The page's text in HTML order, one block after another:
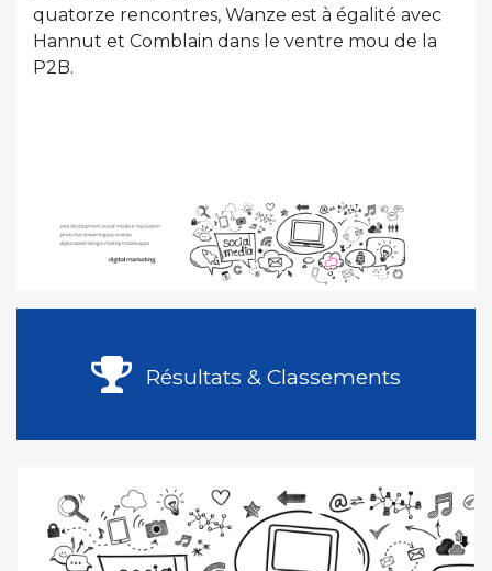
quatorze rencontres, Wanze est à égalité avec
Hannut et Comblain dans le ventre mou de la
P2B.
Résultats & Classements